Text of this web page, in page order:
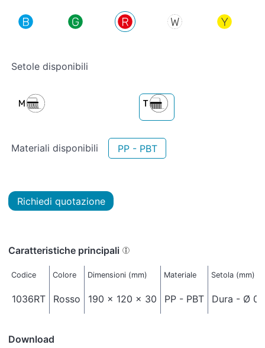
Setole disponibili
Materiali disponibili PP - PBT
Richiedi quotazione
Caratteristiche principali
Codice Colore Dimensioni (mm) Materiale Setola (mm)
1036RT Rosso 190 x 120 x 30 PP - PBT Dura - Ø
Download